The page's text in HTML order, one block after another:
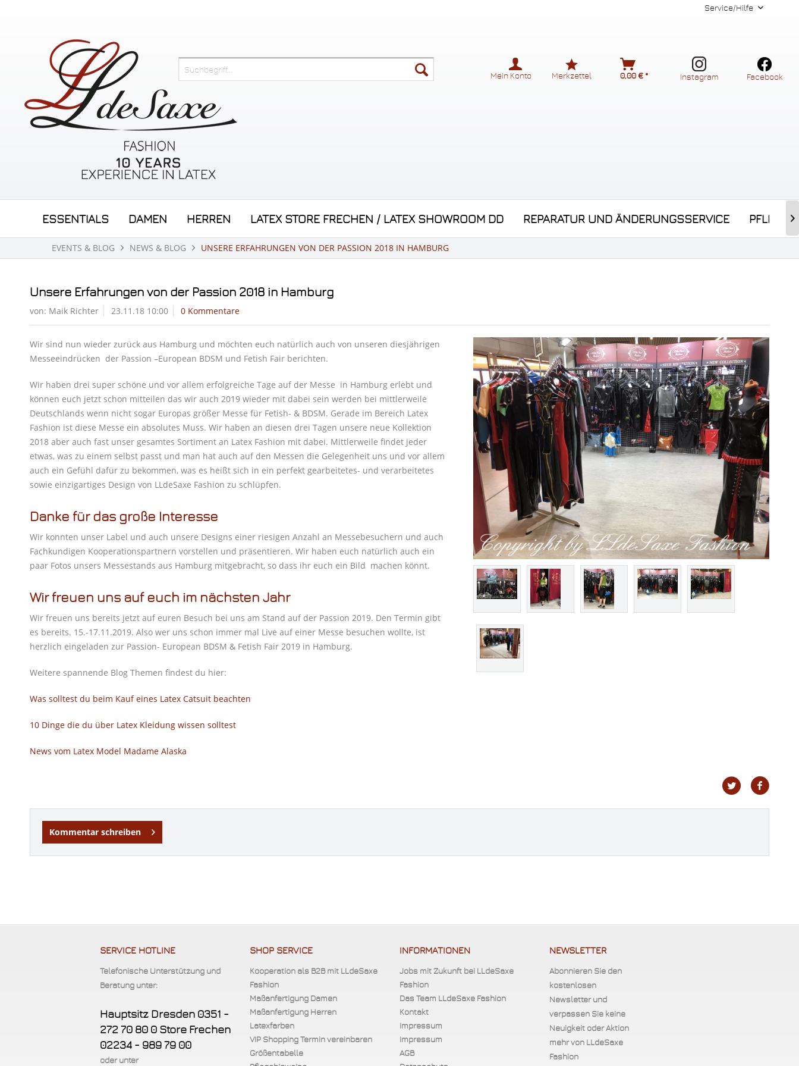
Service/Hilfe
Merkzettel
Mein Konto 0,00 € * Instagram Facebook
ESSENTIALS DAMEN HERREN LATEX STORE FRECHEN / LATEX SHOWROOM DD REPARATUR UND ÄNDERUNGSSERVICE 
EVENTS & BLOG NEWS & BLOG UNSERE ERFAHRUNGEN VON DER PASSION 2018 IN HAMBURG
Unsere Erfahrungen von der Passion 2018 in Hamburg
von: Maik Richter 23.11.18 10:00 0 Kommentare
Wir sind nun wieder zurück aus Hamburg und möchten euch natürlich auch von unseren diesjährigen
Messeeindrücken der Passion –European BDSM und Fetish Fair berichten.
Wir haben drei super schöne und vor allem erfolgreiche Tage auf der Messe in Hamburg erlebt und
können euch jetzt schon mitteilen das wir auch 2019 wieder mit dabei sein werden bei mittlerweile
Deutschlands wenn nicht sogar Europas größer Messe für Fetish- & BDSM. Gerade im Bereich Latex
Fashion ist diese Messe ein absolutes Muss. Wir haben an diesen drei Tagen unsere neue Kollektion
2018 aber auch fast unser gesamtes Sortiment an Latex Fashion mit dabei. Mittlerweile findet jeder
etwas, was zu einem selbst passt und man hat auch auf den Messen die Gelegenheit uns und vor allem
auch ein Gefühl dafür zu bekommen, was es heißt sich in ein perfekt gearbeitetes- und verarbeitetes
sowie einzigartiges Design von LLdeSaxe Fashion zu schlüpfen.
Danke für das große Interesse
Wir konnten unser Label und auch unsere Designs einer riesigen Anzahl an Messebesuchern und auch
Fachkundigen Kooperationspartnern vorstellen und präsentieren. Wir haben euch natürlich auch ein
paar Fotos unsers Messestands aus Hamburg mitgebracht, so dass ihr euch ein Bild machen könnt.
Wir freuen uns auf euch im nächsten Jahr
Wir freuen uns bereits jetzt auf euren Besuch bei uns am Stand auf der Passion 2019. Den Termin gibt
es bereits. 15.-17.11.2019. Also wer uns schon immer mal Live auf einer Messe besuchen wollte, ist
herzlich eingeladen zur Passion- European BDSM & Fetish Fair 2019 in Hamburg.
Weitere spannende Blog Themen findest du hier:
Was solltest du beim Kauf eines Latex Catsuit beachten
10 Dinge die du über Latex Kleidung wissen solltest
News vom Latex Model Madame Alaska
Kommentar schreiben
SERVICE HOTLINE
Telefonische Unterstützung und
Beratung unter:
Hauptsitz Dresden 0351 -
272 70 80 0 Store Frechen
02234 - 989 79 00
oder unter
SHOP SERVICE
Kooperation als B2B mit LLdeSaxe
Fashion
Maßanfertigung Damen
Maßanfertigung Herren
Latexfarben
VIP Shopping Termin vereinbaren
Größentabelle
INFORMATIONEN
Jobs mit Zukunft bei LLdeSaxe
Fashion
Das Team LLdeSaxe Fashion
Kontakt
Impressum
Impressum
AGB
NEWSLETTER
Abonnieren Sie den
kostenlosen
Newsletter und
verpassen Sie keine
Neuigkeit oder Aktion
mehr von LLdeSaxe
Fashion